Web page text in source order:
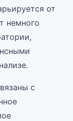
от
немного
с